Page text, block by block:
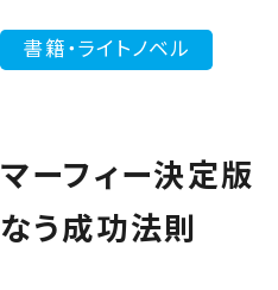
書籍・ライトノベル
マーフィー決定
なう成功法則